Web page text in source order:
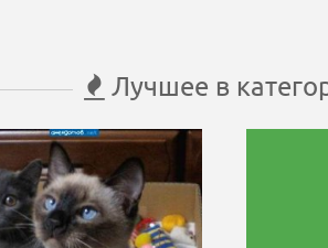
Лучшее в